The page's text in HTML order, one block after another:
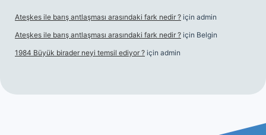
Ateşkes ile barış antlaşması arasındaki fark nedir ? için admin
Ateşkes ile barış antlaşması arasındaki fark nedir ? için Belgin
1984 Büyük birader neyi temsil ediyor ? için admin